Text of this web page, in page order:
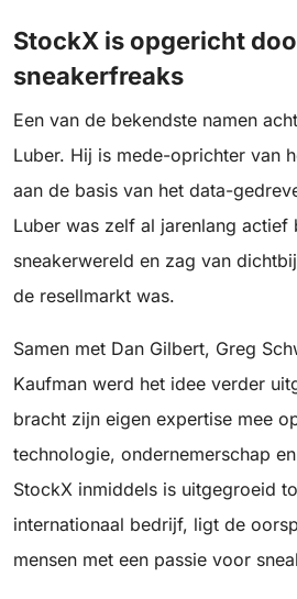
StockX is opgericht
sneakerfreaks
Een van de bekendste namen
Luber. Hij is mede-oprichter van
aan de basis van het data-
Luber was zelf al jarenlang actief
sneakerwereld en zag van
de resellmarkt was.
Samen met Dan Gilbert, Greg
Kaufman werd het idee verder
bracht zijn eigen expertise mee
technologie, ondernemerschap
StockX inmiddels is uitgegroeid
internationaal bedrijf, ligt de
mensen met een passie voor